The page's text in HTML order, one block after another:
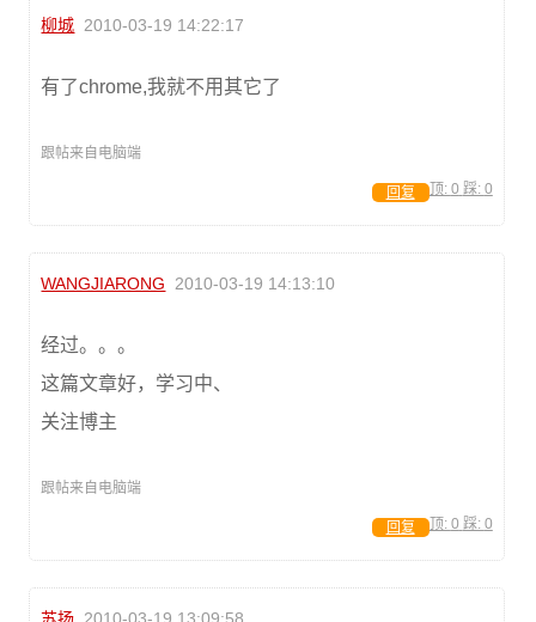
柳城 2010-03-19 14:22:17
有了chrome,我就不用其它了
跟帖来自电脑端
顶: 0 踩: 0
回复
WANGJIARONG 2010-03-19 14:13:10
经过。。。
这篇文章好，学习中、
关注博主
跟帖来自电脑端
顶: 0 踩: 0
回复